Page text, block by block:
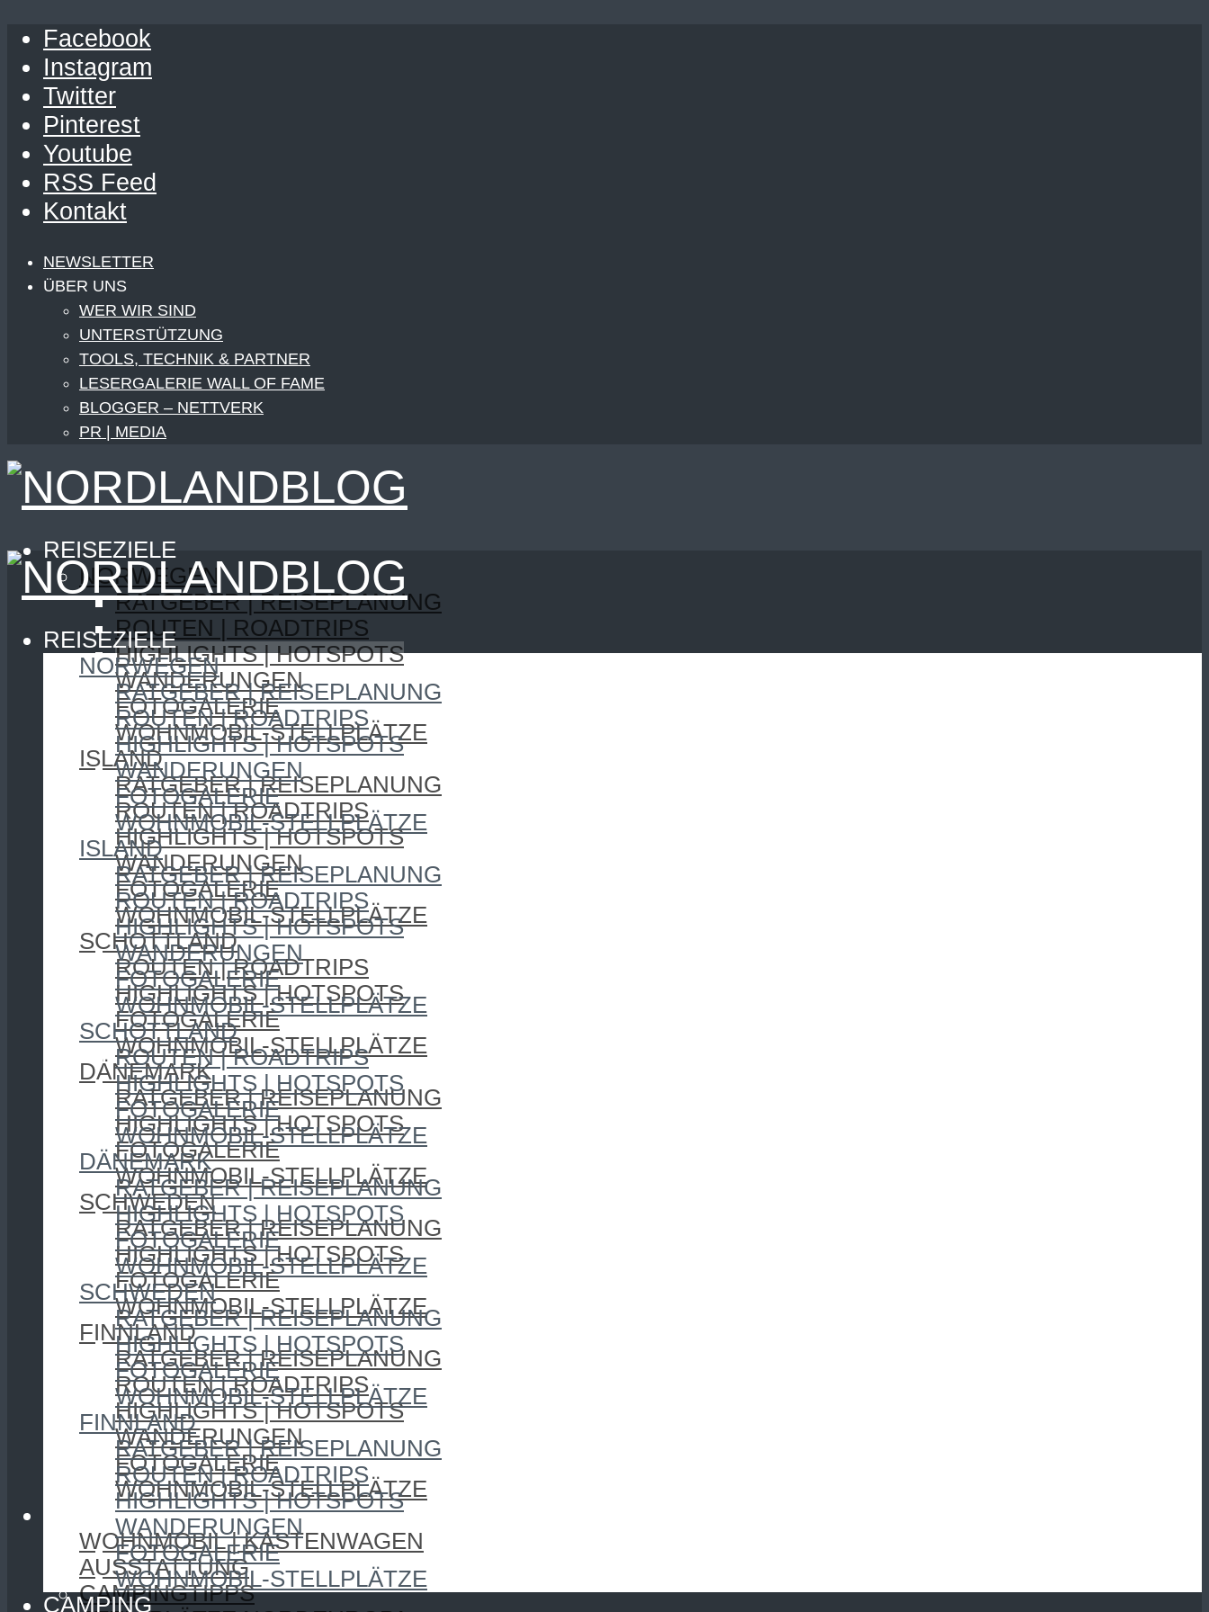
Facebook
Instagram
Twitter
Pinterest
Youtube
RSS Feed
Kontakt
NEWSLETTER
ÜBER UNS
WER WIR SIND
UNTERSTÜTZUNG
TOOLS, TECHNIK & PARTNER
LESERGALERIE WALL OF FAME
BLOGGER – NETTVERK
PR | MEDIA
REISEZIELE
NORWEGEN
RATGEBER | REISEPLANUNG
ROUTEN | ROADTRIPS
HIGHLIGHTS | HOTSPOTS
WANDERUNGEN
FOTOGALERIE
WOHNMOBIL-STELLPLÄTZE
ISLAND
RATGEBER | REISEPLANUNG
ROUTEN | ROADTRIPS
HIGHLIGHTS | HOTSPOTS
WANDERUNGEN
FOTOGALERIE
WOHNMOBIL-STELLPLÄTZE
SCHOTTLAND
ROUTEN | ROADTRIPS
HIGHLIGHTS | HOTSPOTS
FOTOGALERIE
WOHNMOBIL-STELLPLÄTZE
DÄNEMARK
RATGEBER | REISEPLANUNG
HIGHLIGHTS | HOTSPOTS
FOTOGALERIE
WOHNMOBIL-STELLPLÄTZE
SCHWEDEN
RATGEBER | REISEPLANUNG
HIGHLIGHTS | HOTSPOTS
FOTOGALERIE
WOHNMOBIL-STELLPLÄTZE
FINNLAND
RATGEBER | REISEPLANUNG
ROUTEN | ROADTRIPS
HIGHLIGHTS | HOTSPOTS
WANDERUNGEN
FOTOGALERIE
WOHNMOBIL-STELLPLÄTZE
CAMPING
WOHNMOBIL | KASTENWAGEN
AUSSTATTUNG
CAMPINGTIPPS
REISEZIELE
NORWEGEN
RATGEBER | REISEPLANUNG
ROUTEN | ROADTRIPS
HIGHLIGHTS | HOTSPOTS
WANDERUNGEN
FOTOGALERIE
WOHNMOBIL-STELLPLÄTZE
ISLAND
RATGEBER | REISEPLANUNG
ROUTEN | ROADTRIPS
HIGHLIGHTS | HOTSPOTS
WANDERUNGEN
FOTOGALERIE
WOHNMOBIL-STELLPLÄTZE
SCHOTTLAND
ROUTEN | ROADTRIPS
HIGHLIGHTS | HOTSPOTS
FOTOGALERIE
WOHNMOBIL-STELLPLÄTZE
DÄNEMARK
RATGEBER | REISEPLANUNG
HIGHLIGHTS | HOTSPOTS
FOTOGALERIE
WOHNMOBIL-STELLPLÄTZE
SCHWEDEN
RATGEBER | REISEPLANUNG
HIGHLIGHTS | HOTSPOTS
FOTOGALERIE
WOHNMOBIL-STELLPLÄTZE
FINNLAND
RATGEBER | REISEPLANUNG
ROUTEN | ROADTRIPS
HIGHLIGHTS | HOTSPOTS
WANDERUNGEN
FOTOGALERIE
WOHNMOBIL-STELLPLÄTZE
CAMPING